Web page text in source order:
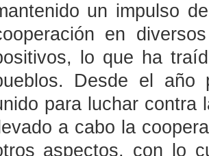
un impulso
en
lo que ha
Desde el año
para luchar contra
llevado a cabo la
aspectos, con lo